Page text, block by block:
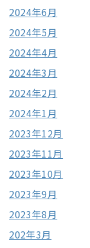
2024年6月
2024年5月
2024年4月
2024年3月
2024年2月
2024年1月
2023年12月
2023年11月
2023年10月
2023年9月
2023年8月
202年3月